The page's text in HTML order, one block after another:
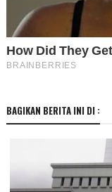
BAGIKAN BERITA INI DI :